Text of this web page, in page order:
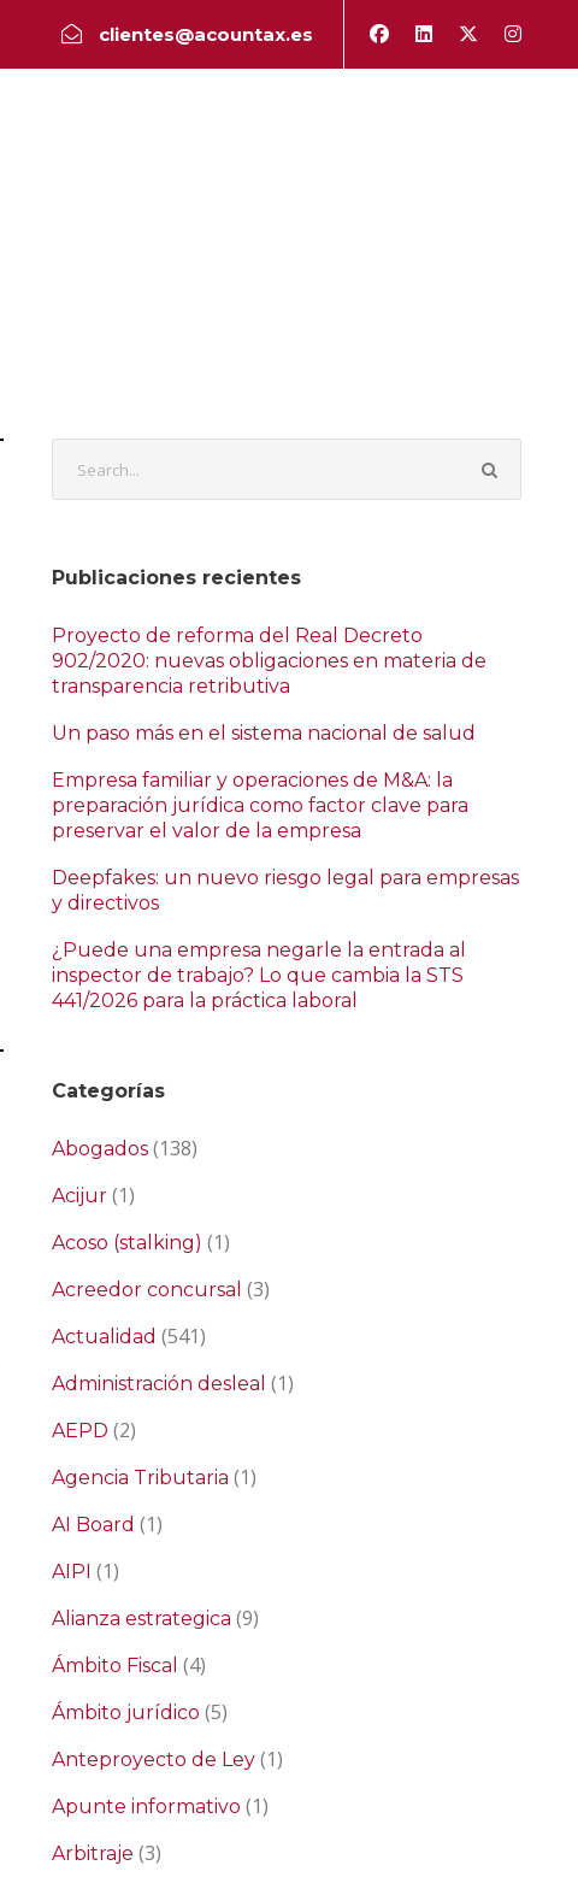
clientes@acountax.es
Publicaciones recientes
Proyecto de reforma del Real Decreto
902/2020: nuevas obligaciones en materia de
transparencia retributiva
Un paso más en el sistema nacional de salud
Empresa familiar y operaciones de M&A: la
preparación jurídica como factor clave para
preservar el valor de la empresa
Deepfakes: un nuevo riesgo legal para empresas
y directivos
¿Puede una empresa negarle la entrada al
inspector de trabajo? Lo que cambia la STS
441/2026 para la práctica laboral
Categorías
Abogados (138)
Acijur (1)
Acoso (stalking) (1)
Acreedor concursal (3)
Actualidad (541)
Administración desleal (1)
AEPD (2)
Agencia Tributaria (1)
AI Board (1)
AIPI (1)
Alianza estrategica (9)
Ámbito Fiscal (4)
Ámbito jurídico (5)
Anteproyecto de Ley (1)
Apunte informativo (1)
Arbitraje (3)